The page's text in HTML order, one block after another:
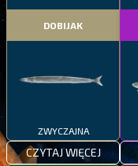
DOBIJAK
ZWYCZAJNA
CZYTAJ WIĘCEJ